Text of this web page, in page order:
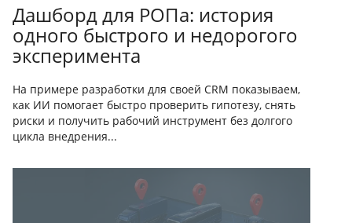
Дашборд для РОПа: история
одного быстрого и недорогого
эксперимента
На примере разработки для своей CRM показываем,
как ИИ помогает быстро проверить гипотезу, снять
риски и получить рабочий инструмент без долгого
цикла внедрения...